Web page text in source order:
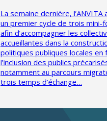
La semaine dernière, l’ANVITA
un premier cycle de trois mini-
afin d’accompagner les
accueillantes dans la
politiques publiques locales en
l’inclusion des publics
notamment au parcours
trois temps d’échange…